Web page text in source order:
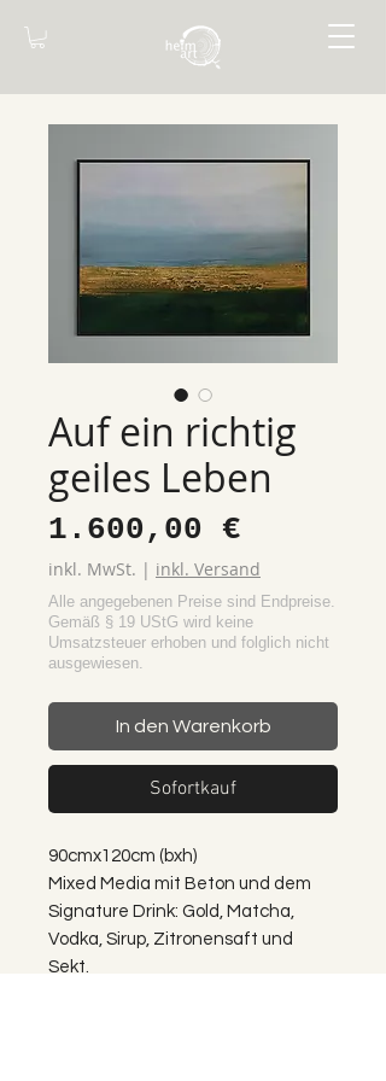
Auf ein richtig
geiles Leben
1.600,00 €
inkl. MwSt. | inkl. Versand
In den Warenkorb
Sofortkauf
90cmx120cm (bxh)
Mixed Media mit Beton und dem
Signature Drink: Gold, Matcha,
Vodka, Sirup, Zitronensaft und
Sekt.